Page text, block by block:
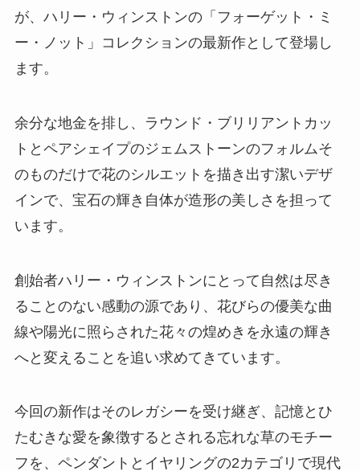
が、ハリー・ウィンストンの「フォーゲット・ミ
ー・ノット」コレクションの最新作として登場し
ます。
余分な地金を排し、ラウンド・ブリリアントカッ
トとペアシェイプのジェムストーンのフォルムそ
のものだけで花のシルエットを描き出す潔いデザ
インで、宝石の輝き自体が造形の美しさを担って
います。
創始者ハリー・ウィンストンにとって自然は尽き
ることのない感動の源であり、花びらの優美な曲
線や陽光に照らされた花々の煌めきを永遠の輝き
へと変えることを追い求めてきています。
今回の新作はそのレガシーを受け継ぎ、記憶とひ
たむきな愛を象徴するとされる忘れな草のモチー
フを、ペンダントとイヤリングの2カテゴリで現代